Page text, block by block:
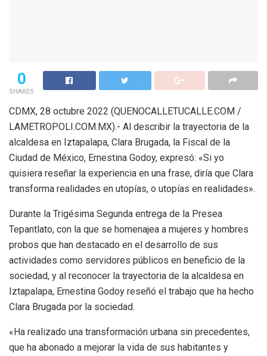
0
SHARES
CDMX, 28 octubre 2022 (QUENOCALLETUCALLE.COM /
LAMETROPOLI.COM.MX).- Al describir la trayectoria de la
alcaldesa en Iztapalapa, Clara Brugada, la Fiscal de la
Ciudad de México, Ernestina Godoy, expresó: «Si yo
quisiera reseñar la experiencia en una frase, diría que Clara
transforma realidades en utopías, o utopías en realidades».
Durante la Trigésima Segunda entrega de la Presea
Tepantlato, con la que se homenajea a mujeres y hombres
probos que han destacado en el desarrollo de sus
actividades como servidores públicos en beneficio de la
sociedad, y al reconocer la trayectoria de la alcaldesa en
Iztapalapa, Ernestina Godoy reseñó el trabajo que ha hecho
Clara Brugada por la sociedad.
«Ha realizado una transformación urbana sin precedentes,
que ha abonado a mejorar la vida de sus habitantes y